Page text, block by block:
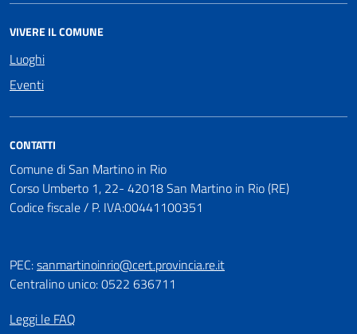
VIVERE IL COMUNE
Luoghi
Eventi
CONTATTI
Comune di San Martino in Rio
Corso Umberto 1, 22- 42018 San Martino in Rio (RE)
Codice fiscale / P. IVA:00441100351
PEC:sanmartinoinrio@cert.provincia.re.it
Centralino unico: 0522 636711
Leggi le FAQ